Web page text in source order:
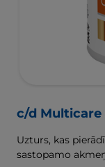
c/d
Uzturs, kas
sastopamo